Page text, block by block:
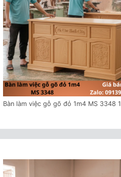
Bàn làm việc gỗ gõ đỏ 1m4 MS 3348 1